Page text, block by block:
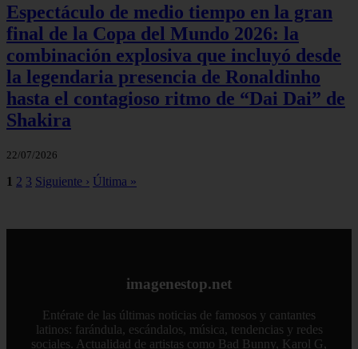
Espectáculo de medio tiempo en la gran
final de la Copa del Mundo 2026: la
combinación explosiva que incluyó desde
la legendaria presencia de Ronaldinho
hasta el contagioso ritmo de “Dai Dai” de
Shakira
22/07/2026
1 2 3 Siguiente › Última »
imagenestop.net
Entérate de las últimas noticias de famosos y cantantes
latinos: farándula, escándalos, música, tendencias y redes
sociales. Actualidad de artistas como Bad Bunny, Karol G,